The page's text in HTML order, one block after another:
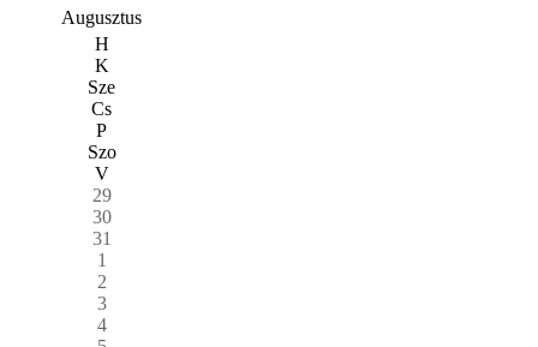
Augusztus
H
K
Sze
Cs
P
Szo
V
29
30
31
1
2
3
4